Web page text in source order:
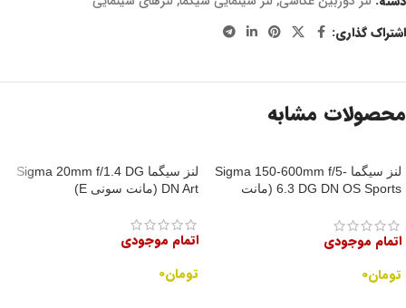
اشتراک گذاری:
محصولات مشابه
لنز سیگما Sigma 150-600mm f/5-
6.3 DG DN OS Sports (مانت
اتمام موجودی
تومان۰
لنز سیگما Sigma 20mm f/1.4 DG
DN Art (مانت سونی E)
اتمام موجودی
تومان۰